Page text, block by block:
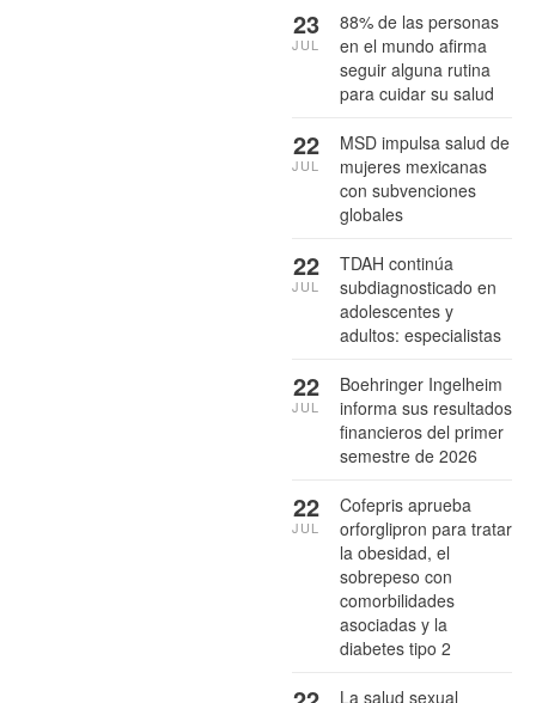
88% de las personas
en el mundo afirma
seguir alguna rutina
para cuidar su salud
23
JUL
MSD impulsa salud de
mujeres mexicanas
con subvenciones
globales
22
JUL
TDAH continúa
subdiagnosticado en
adolescentes y
adultos: especialistas
22
JUL
Boehringer Ingelheim
informa sus resultados
financieros del primer
semestre de 2026
22
JUL
Cofepris aprueba
orforglipron para tratar
la obesidad, el
sobrepeso con
comorbilidades
asociadas y la
diabetes tipo 2
22
JUL
La salud sexual